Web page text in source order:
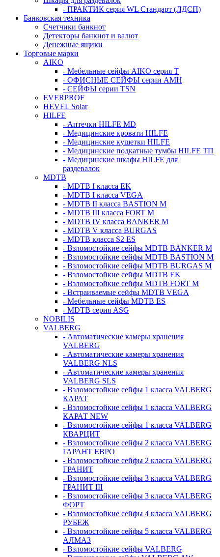
- ПРАКТИК серия WL Стандарт (ЛДСП)
Банковская техника
Счетчики банкнот
Детекторы банкнот и валют
Денежные ящики
Торговые марки
AIKO
- Мебельные сейфы AIKO серия Т
- ОФИСНЫЕ СЕЙФЫ серии AMH
- СЕЙФЫ серии TSN
EVERPROF
HEVEL Solar
HILFE
- Аптечки HILFE MD
- Медицинские кровати HILFE
- Медицинские кушетки HILFE
- Медицинские подкатные тумбы HILFE ТП
- Медицинские шкафы HILFE для
раздевалок
MDTB
- MDTB I класса EK
- MDTB I класса VEGA
- MDTB II класса BASTION M
- MDTB III класса FORT M
- MDTB IV класса BANKER M
- MDTB V класса BURGAS
- MDTB класса S2 ES
- Взломостойкие сейфы MDTB BANKER M
- Взломостойкие сейфы MDTB BASTION M
- Взломостойкие сейфы MDTB BURGAS M
- Взломостойкие сейфы MDTB EK
- Взломостойкие сейфы MDTB FORT M
- Встраиваемые сейфы MDTB VEGA
- Мебельные сейфы MDTB ES
- MDTB серия ASG
NOBILIS
VALBERG
- Автоматические камеры хранения
VALBERG
- Автоматические камеры хранения
VALBERG NLS
- Автоматические камеры хранения
VALBERG SLS
- Взломостойкие сейфы 1 класса VALBERG
КАРАТ
- Взломостойкие сейфы 1 класса VALBERG
КАРАТ NEW
- Взломостойкие сейфы 1 класса VALBERG
КВАРЦИТ
- Взломостойкие сейфы 2 класса VALBERG
ГАРАНТ ЕВРО
- Взломостойкие сейфы 2 класса VALBERG
ГРАНИТ
- Взломостойкие сейфы 3 класса VALBERG
ГРАНИТ III
- Взломостойкие сейфы 3 класса VALBERG
ФОРТ
- Взломостойкие сейфы 4 класса VALBERG
РУБЕЖ
- Взломостойкие сейфы 5 класса VALBERG
АЛМАЗ
- Взломостойкие сейфы VALBERG